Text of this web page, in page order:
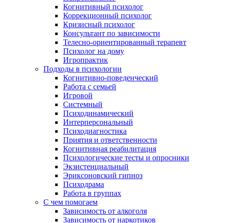
Когнитивный психолог
Коррекционный психолог
Кризисный психолог
Консультант по зависимости
Телесно-ориентированный терапевт
Психолог на дому
Игропрактик
Подходы в психологии
Когнитивно-поведенческий
Работа с семьей
Игровой
Системный
Психодинамический
Интерперсональный
Психодиагностика
Приятия и ответственности
Когнитивная реабилитация
Психологические тесты и опросники
Экзистенциальный
Эриксоновский гипноз
Психодрама
Работа в группах
С чем помогаем
Зависимость от алкоголя
Зависимость от наркотиков